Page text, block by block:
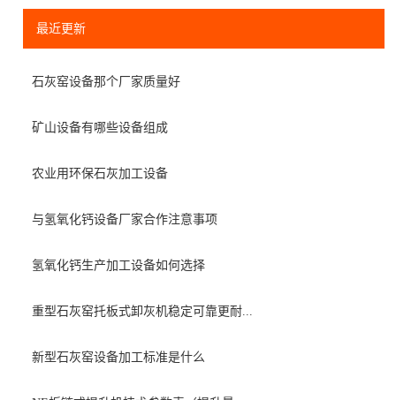
最近更新
石灰窑设备那个厂家质量好
矿山设备有哪些设备组成
农业用环保石灰加工设备
与氢氧化钙设备厂家合作注意事项
氢氧化钙生产加工设备如何选择
重型石灰窑托板式卸灰机稳定可靠更耐...
新型石灰窑设备加工标准是什么